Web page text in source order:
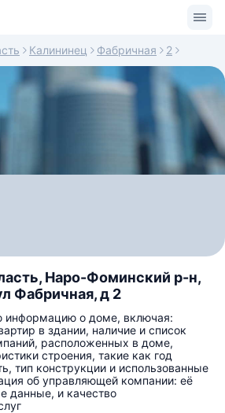
Калининец Фабричная 2
Наро-Фоминский р-н,
Фабричная, д 2
информацию о доме, включая:
в здании, наличие и список
расположенных в доме,
строения, такие как год
тип конструкции и использованные
об управляющей компании: её
данные, и качество